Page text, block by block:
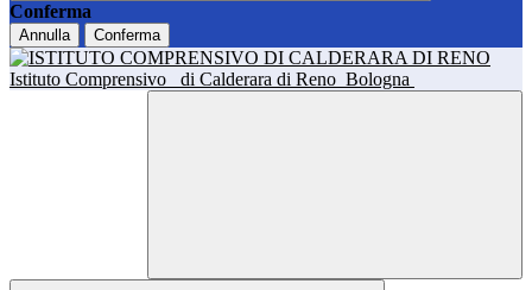
Conferma
Annulla Conferma
Istituto Comprensivo di Calderara di Reno Bologna